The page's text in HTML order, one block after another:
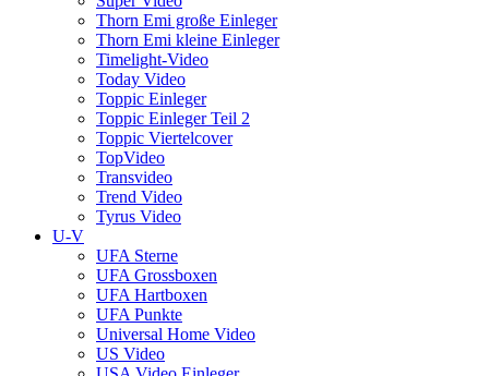
Thorn Emi große Einleger
Thorn Emi kleine Einleger
Timelight-Video
Today Video
Toppic Einleger
Toppic Einleger Teil 2
Toppic Viertelcover
TopVideo
Transvideo
Trend Video
Tyrus Video
U-V
UFA Sterne
UFA Grossboxen
UFA Hartboxen
UFA Punkte
Universal Home Video
US Video